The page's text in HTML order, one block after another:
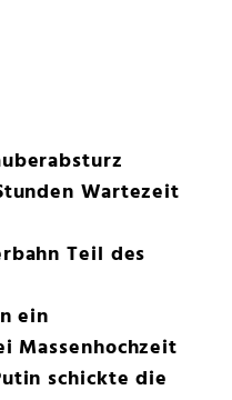
Wartezeit
Teil des
ein
Massenhochzeit
schickte die